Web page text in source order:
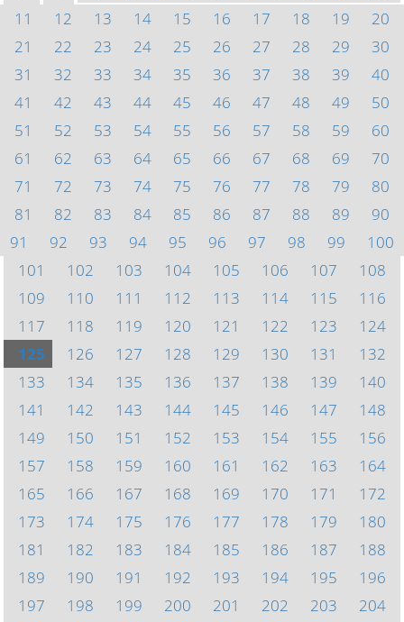
11
12 13 14 15 16 17 18 19
20
21
22 23 24 25 26 27 28 29
30
31
32 33 34 35 36 37 38 39
40
41
42 43 44 45 46 47 48 49
50
51
52 53 54 55 56 57 58 59
60
61
62 63 64 65 66 67 68 69
70
71
72 73 74 75 76 77 78 79
80
81
82 83 84 85 86 87 88 89
90
91
92 93 94 95 96 97 98 99
100
101
102 103 104 105 106 107
108
109
110 111 112 113 114 115
116
117
118 119 120 121 122 123
124
125
126 127 128 129 130 131
132
133
134 135 136 137 138 139
140
141
142 143 144 145 146 147
148
149
150 151 152 153 154 155
156
157
158 159 160 161 162 163
164
165
166 167 168 169 170 171
172
173
174 175 176 177 178 179
180
181
182 183 184 185 186 187
188
189
190 191 192 193 194 195
196
197
198 199 200 201 202 203
204